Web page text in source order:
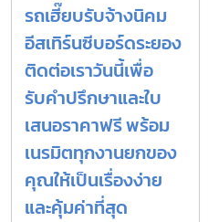
รถเฮี๊ยบรับจ้างนิคม
อีสเทิร์นซีบอร์ดระยอง
ติดต่อเราวันนี้เพื่อ
รับคำปรึกษาและใบ
เสนอราคาฟรี พร้อม
เนรมิตทุกงานยกของ
คุณให้เป็นเรื่องง่าย
และคุ้มค่าที่สุด